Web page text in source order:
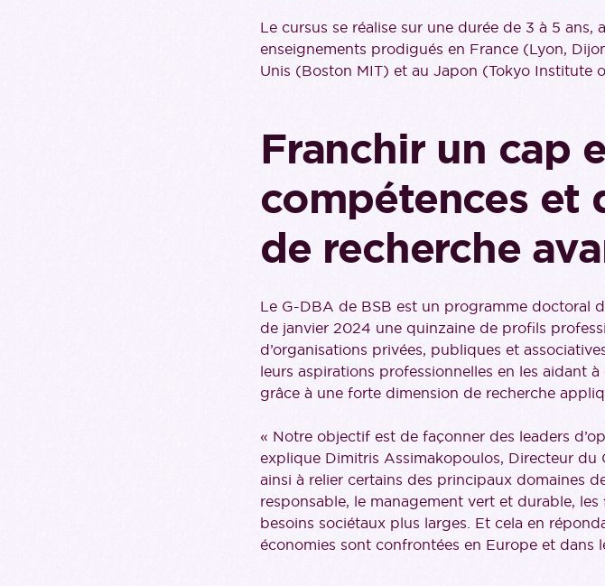
Le cursus se réalise sur une durée de 3 à 5
enseignements prodigués en France (Lyon,
Unis (Boston MIT) et au Japon (Tokyo Institute
Franchir un cap
compétences et
de recherche
Le G-DBA de BSB est un programme doctoral
de janvier 2024 une quinzaine de profils
d’organisations privées, publiques et
leurs aspirations professionnelles en les aidant
grâce à une forte dimension de recherche
« Notre objectif est de façonner des leaders
explique Dimitris Assimakopoulos, Directeur
ainsi à relier certains des principaux domaines
responsable, le management vert et durable,
besoins sociétaux plus larges. Et cela en
économies sont confrontées en Europe et dans